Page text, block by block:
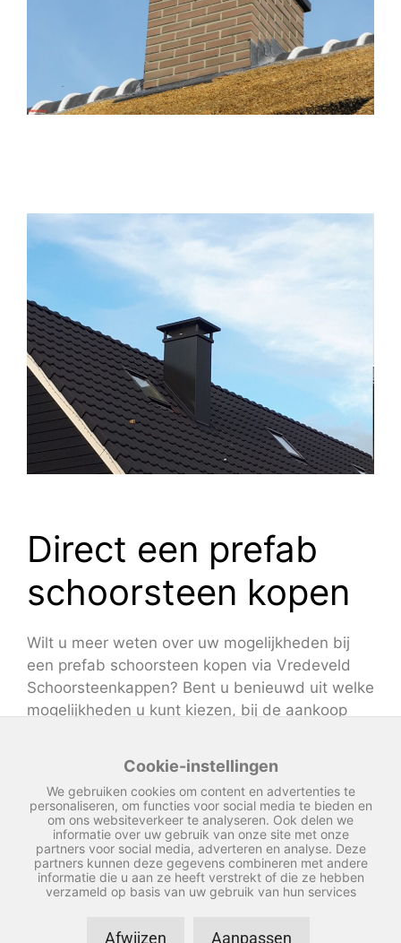
Direct een prefab
schoorsteen kopen
Wilt u meer weten over uw mogelijkheden bij
een prefab schoorsteen kopen via Vredeveld
Schoorsteenkappen? Bent u benieuwd uit welke
mogelijkheden u kunt kiezen, bij de aankoop
gevallen eens contact met ons op. Samen
zoeken we naar een schoorsteen die naadloos
aansluit op uw wensen en die past bij de stijl
van uw woning. Naast de schoorstenen zelf,
bieden we u ook graag een bijpassende
schoorsteenkap aan. Het houdt vuil buiten uw
schoorsteen.
Cookie-instellingen
We gebruiken cookies om content en advertenties te
personaliseren, om functies voor social media te bieden en
om ons websiteverkeer te analyseren. Ook delen we
informatie over uw gebruik van onze site met onze
partners voor social media, adverteren en analyse. Deze
partners kunnen deze gegevens combineren met andere
informatie die u aan ze heeft verstrekt of die ze hebben
verzameld op basis van uw gebruik van hun services
Afwijzen Aanpassen